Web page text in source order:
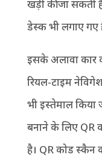
खड़ी की जा सकती
डेस्क भी लगाए गए
इसके अलावा कार
रियल-टाइम
भी इस्तेमाल किया
बनाने के लिए QR
है। QR कोड स्कैन